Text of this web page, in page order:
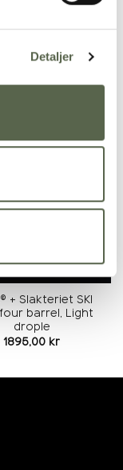
Detaljer
+ Slakteriet SKI
barrel, Light
drople
1895,00 kr